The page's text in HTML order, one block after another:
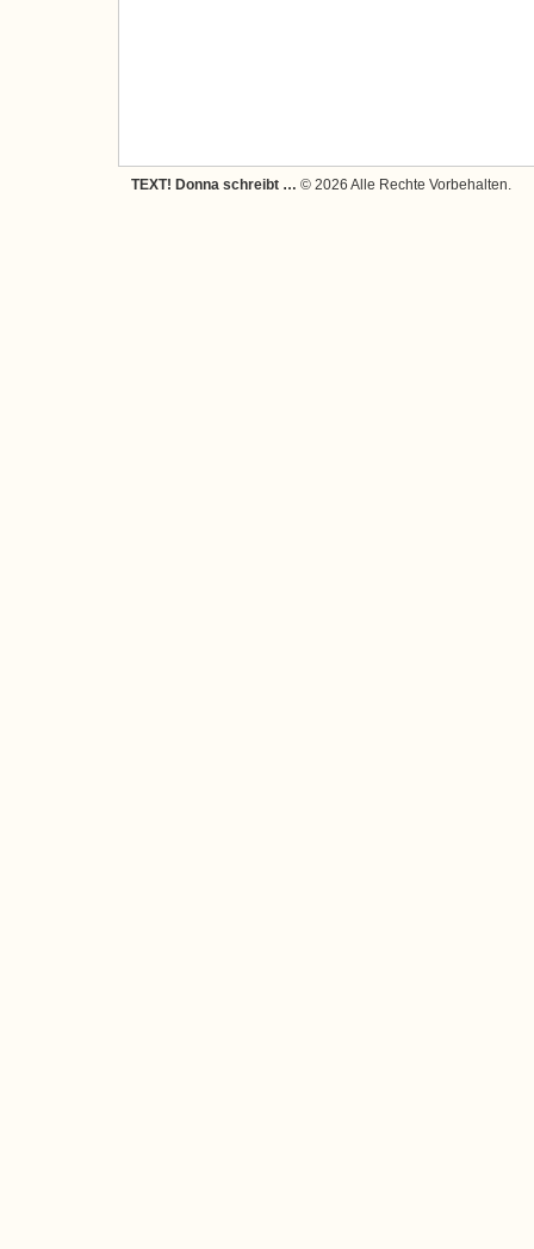
TEXT! Donna schreibt … © 2026 Alle Rechte Vorbehalten.